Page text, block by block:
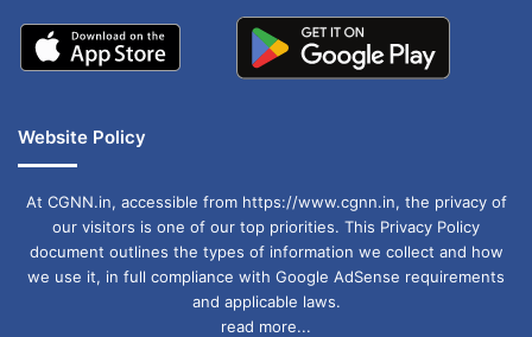
Website Policy
At CGNN.in, accessible from https://www.cgnn.in, the privacy of
our visitors is one of our top priorities. This Privacy Policy
document outlines the types of information we collect and how
we use it, in full compliance with Google AdSense requirements
and applicable laws.
read more...